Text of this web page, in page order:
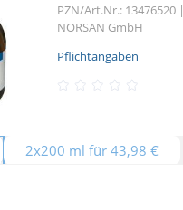
PZN/Art.Nr.: 13476520 |
NORSAN GmbH
Pflichtangaben
2x200 ml für 43,98 €